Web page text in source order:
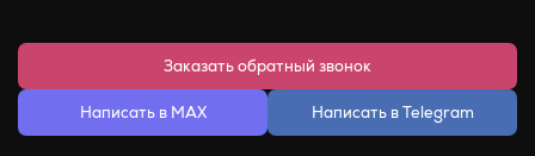
Заказать обратный звонок
Написать в MAX Написать в Telegram